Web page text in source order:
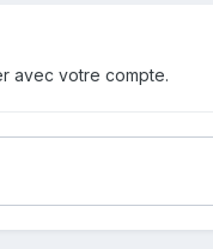
avec votre compte.